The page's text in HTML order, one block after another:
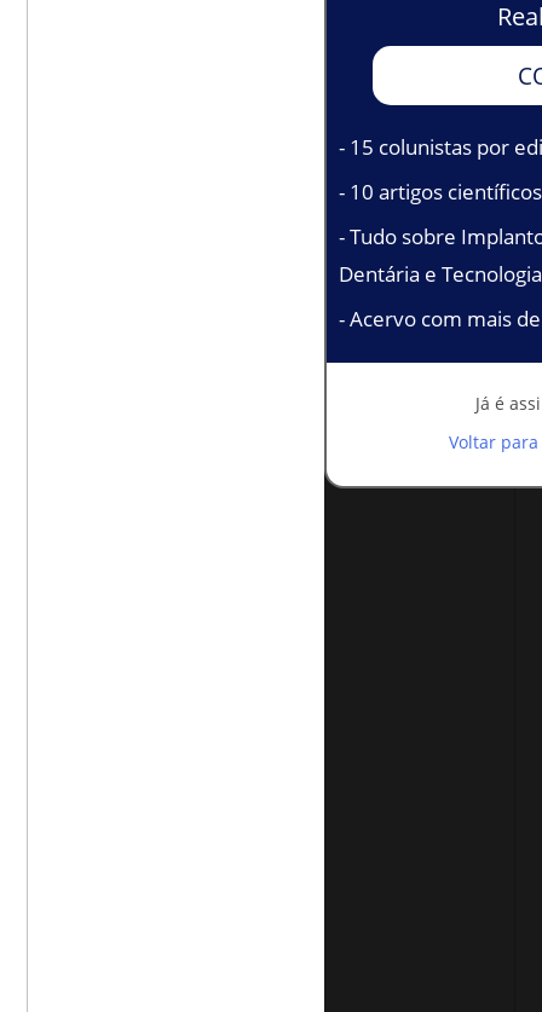
- 15 colunistas por
- 10 artigos
- Tudo sobre
Dentária e
- Acervo com mais
Já é
Voltar